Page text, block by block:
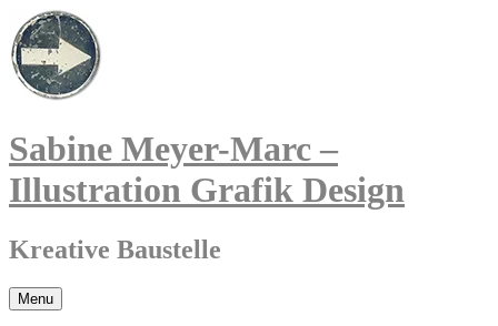
Sabine Meyer-Marc –
Illustration Grafik Design
Kreative Baustelle
Menu